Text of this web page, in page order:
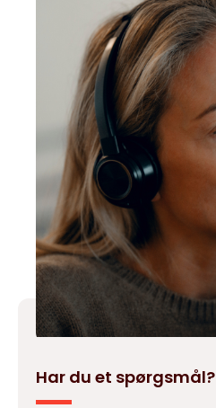
Har du et spørgsmål?